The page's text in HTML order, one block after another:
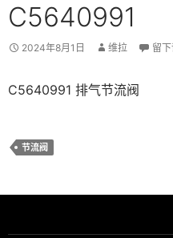
C5640991
2024年8月1日 维拉 留
C5640991 排气节流阀
节流阀